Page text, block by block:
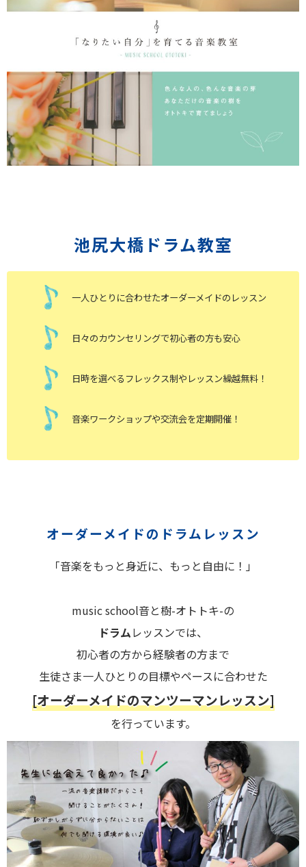
池尻大橋ドラム教室
一人ひとりに合わせたオーダーメイドのレッスン
日々のカウンセリングで初心者の方も安心
日時を選べるフレックス制やレッスン繰越無料！
音楽ワークショップや交流会を定期開催！
オーダーメイドのドラムレッスン
「音楽をもっと身近に、もっと自由に！」
music school音と樹-オトトキ-の
ドラムレッスンでは、
初心者の方から経験者の方まで
生徒さま一人ひとりの目標やペースに合わせた
[オーダーメイドのマンツーマンレッスン]
を行っています。